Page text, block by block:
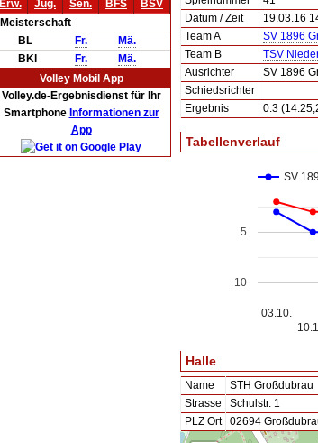
Erw.
Jug. Sen. BFS
BSV
Meisterschaft
BL
Fr.
Mä.
BKl
Fr.
Mä.
Volley Mobil App
Volley.de-Ergebnisdienst für Ihr
Smartphone Informationen zur
App
Datum / Zeit
19.03.16
Team A
SV 1896
Team B
TSV
Ausrichter
SV 1896
Schiedsrichter
Ergebnis
0:3
Tabellenverlauf
SV
03.10.
5
10
Halle
Name
STH Großdubrau
Strasse
Schulstr. 1
PLZ Ort
02694